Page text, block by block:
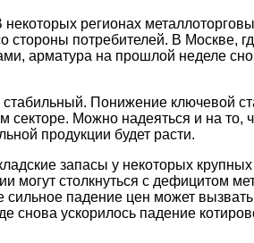
регионах
стороны потребителей. В Москве,
арматура на прошлой неделе
Понижение ключевой
Можно надеяться и на то,
продукции будет расти.
запасы у некоторых
могут столкнуться с дефицитом
падение цен может
снова ускорилось падение